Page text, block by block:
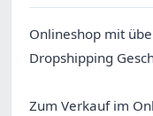
Onlineshop mit
Dropshipping
Zum Verkauf im